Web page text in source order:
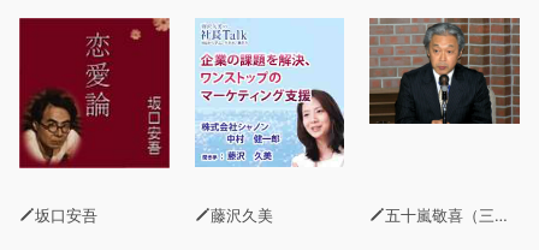
坂口安吾 藤沢久美 五十嵐敬喜（三菱UFJリサーチ＆コンサルティング執行役員調査本部長）